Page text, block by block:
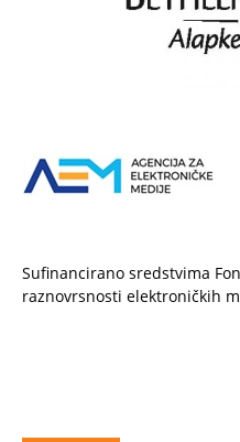
Sufinancirano sredstvima
raznovrsnosti elektroničkih